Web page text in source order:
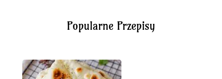
Popularne Przepisy